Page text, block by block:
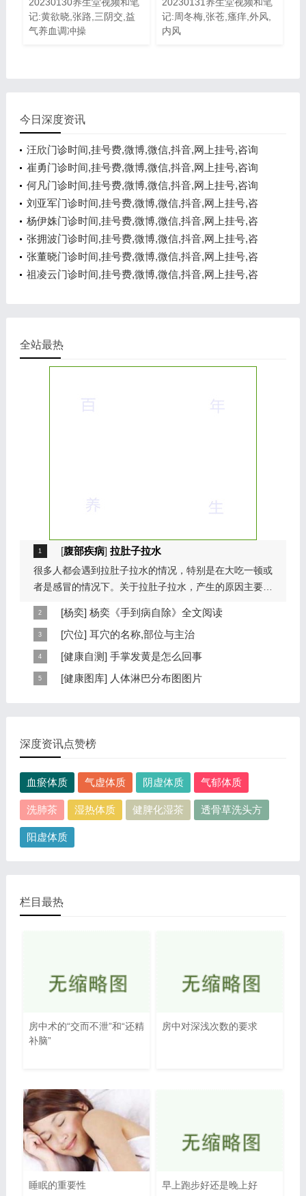
20230130养生堂视频和笔
记:黄欲晓,张路,三阴交,益
气养血调冲操
20230131养生堂视频和笔
记:周冬梅,张苍,瘙痒,外风,
内风
今日深度资讯
汪欣门诊时间,挂号费,微博,微信,抖音,网上挂号,咨询
电话,在线咨询
崔勇门诊时间,挂号费,微博,微信,抖音,网上挂号,咨询
电话,在线咨询
何凡门诊时间,挂号费,微博,微信,抖音,网上挂号,咨询
电话,在线咨询
刘亚军门诊时间,挂号费,微博,微信,抖音,网上挂号,咨
询电话,在线咨询
杨伊姝门诊时间,挂号费,微博,微信,抖音,网上挂号,咨
询电话,在线咨询
张拥波门诊时间,挂号费,微博,微信,抖音,网上挂号,咨
询电话,在线咨询
张董晓门诊时间,挂号费,微博,微信,抖音,网上挂号,咨
询电话,在线咨询
祖凌云门诊时间,挂号费,微博,微信,抖音,网上挂号,咨
全站最热
[腹部疾病] 拉肚子拉水
很多人都会遇到拉肚子拉水的情况，特别是在大吃一顿或
者是感冒的情况下。关于拉肚子拉水，产生的原因主要是
因为饮食问题，或者是因为肠胃问题。本页包...
[杨奕] 杨奕《手到病自除》全文阅读
本页提供杨奕手到病自除全文阅读。包括完整目录、共计
6大章，66个小节的详细内容。涉及到全身的各个反射
区，以及自然疗法、反射区疗法、食疗等。另外...
[穴位] 耳穴的名称,部位与主治
耳穴在耳郭的分布有一定规律，耳穴在耳郭的分布犹如一
个倒置在子宫内的胎儿，头部朝下，臀部朝上。其分布的
规律是，与面颊相应的穴位在耳垂；与上肢相...
[健康自测] 手掌发黄是怎么回事
手掌发黄，一般是血管内血液不充盈或是皮肤营养不良的
[健康图库] 人体淋巴分布图图片
深度资讯点赞榜
血瘀体质 气虚体质 阴虚体质 气郁体质
洗肺茶 湿热体质 健脾化湿茶 透骨草洗头方
阳虚体质
栏目最热
房中术的“交而不泄”和“还精
补脑”
房中对深浅次数的要求
睡眠的重要性 早上跑步好还是晚上好